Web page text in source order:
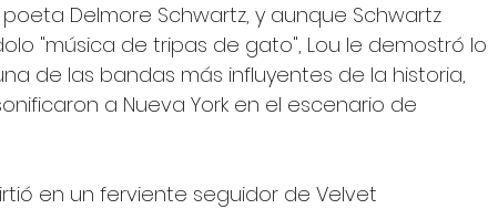
Delmore Schwartz, y aunque Schwartz
"música de tripas de gato", Lou le demostró lo
de las bandas más influyentes de la historia,
a Nueva York en el escenario de
en un ferviente seguidor de Velvet